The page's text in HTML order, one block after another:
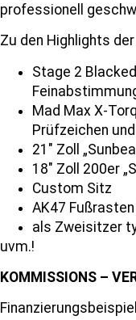
professionell
Zu den Highlights
Stage 2
Mad Max X-
Prüfzeichen
21″ Zoll
18″ Zoll 200er
Custom Sitz
AK47
als Zweisitzer
uvm.!
KOMMISSIONS –